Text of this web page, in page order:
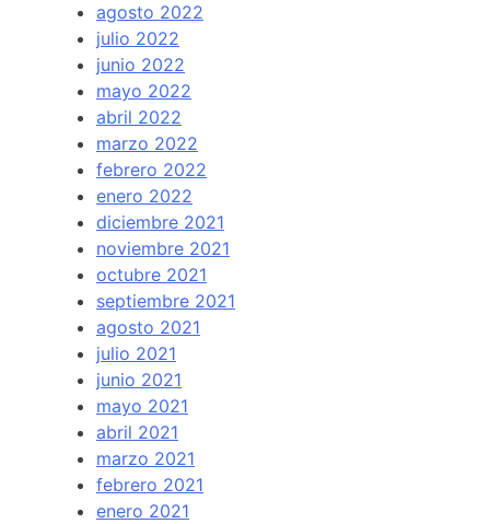
agosto 2022
julio 2022
junio 2022
mayo 2022
abril 2022
marzo 2022
febrero 2022
enero 2022
diciembre 2021
noviembre 2021
octubre 2021
septiembre 2021
agosto 2021
julio 2021
junio 2021
mayo 2021
abril 2021
marzo 2021
febrero 2021
enero 2021